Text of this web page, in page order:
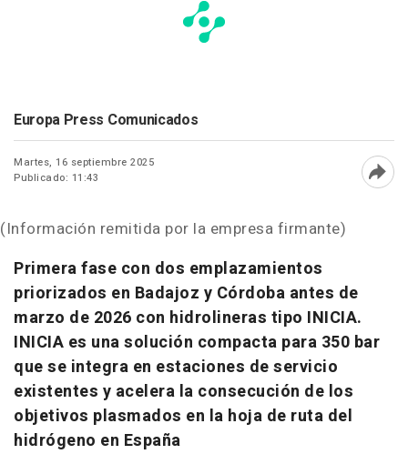
Europa Press Comunicados
Martes, 16 septiembre 2025
Publicado: 11:43
(Información remitida por la empresa firmante)
Primera fase con dos emplazamientos
priorizados en Badajoz y Córdoba antes de
marzo de 2026 con hidrolineras tipo INICIA.
INICIA es una solución compacta para 350 bar
que se integra en estaciones de servicio
existentes y acelera la consecución de los
objetivos plasmados en la hoja de ruta del
hidrógeno en España